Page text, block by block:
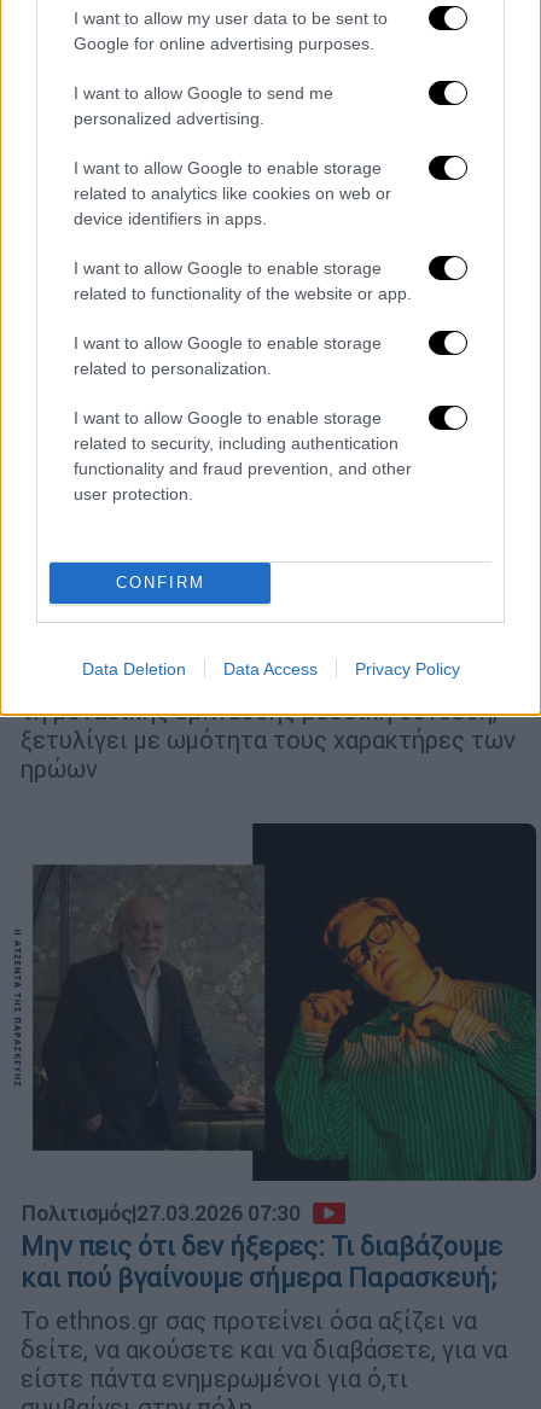
I want to allow my user data to be sent to
Google for online advertising purposes.
I want to allow Google to send me
personalized advertising.
I want to allow Google to enable storage
related to analytics like cookies on web or
device identifiers in apps.
I want to allow Google to enable storage
related to functionality of the website or app.
I want to allow Google to enable storage
related to personalization.
I want to allow Google to enable storage
related to security, including authentication
functionality and fraud prevention, and other
user protection.
CONFIRM
Data Deletion Data Access Privacy Policy
Τον ρόλο του Τζορντάνο Μπρούνο
βαρύτονος Τάσης Χριστογιαννόπουλος
Η ιστορική σκηνοθεσία της Κάρμεν του
1875 έρχεται στην Εθνική Λυρική Σκηνή
Πρόκειται για μια συγκλονιστική ιστορία
πάθους και ανυποταξίας η οποία, μέσα από
τη μοναδικής έμπνευσης μουσική σύνθεση,
ξετυλίγει με ωμότητα τους χαρακτήρες των
ηρώων
Πολιτισμός|27.03.2026 07:30
Μην πεις ότι δεν ήξερες: Τι διαβάζουμε
και πού βγαίνουμε σήμερα Παρασκευή;
Το ethnos.gr σας προτείνει όσα αξίζει να
δείτε, να ακούσετε και να διαβάσετε, για να
είστε πάντα ενημερωμένοι για ό,τι